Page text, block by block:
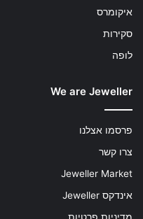
איקומרס
סקירות
לופה
We are Jeweller
פרסמו אצלנו
צרו קשר
Jeweller Market
אינדקס Jeweller